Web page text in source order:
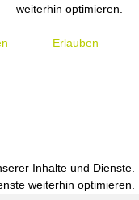
weiterhin optimieren.
Erlauben
Inhalte und Dienste.
weiterhin optimieren.